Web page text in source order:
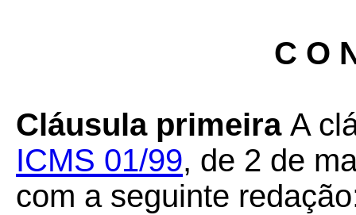
C O
Cláusula primeira A
ICMS 01/99, de 2 de
com a seguinte